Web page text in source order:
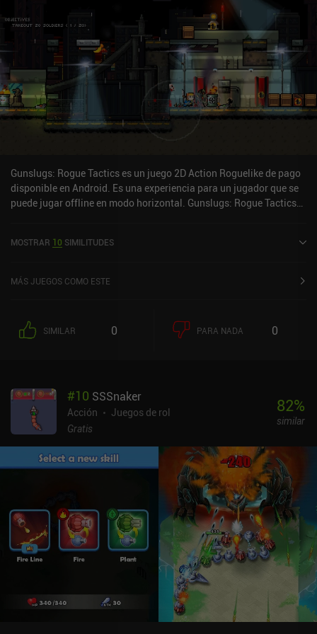
más preciso con menor consumo de munición.El juego presenta un
sencillo estilo artístico en dos colores con variantes de paleta
desbloqueables, una enérgica música de 8 bits y unos sencillos
controles con un solo dedo que lleva algún tiempo dominar pero
que acaban resultando muy cómodos para sesiones rápidas.
Aunque los niveles son siempre los mismos salvo por ligeras
variaciones en los enemigos, las diferentes armas que
encontramos en los cofres y las mejoras que compramos en las
tiendas añaden una cantidad decente de rejugabilidad.Gun
Rounds es un juego premium de 2,99 $ sin anuncios ni iAP. A pesar
tiempo a los aficionados a los juegos para móvil basados en la
reacción inteligente.
Gunslugs: Rogue Tactics es un juego 2D Action Roguelike de pago
disponible en Android. Es una experiencia para un jugador que se
puede jugar offline en modo horizontal. Gunslugs: Rogue Tactics
MOSTRAR 10 SIMILITUDES
MÁS JUEGOS COMO ESTE
SIMILAR 0 PARA NADA 0
#10 SSSnaker
Acción
Juegos de rol
Gratis
82%
similar